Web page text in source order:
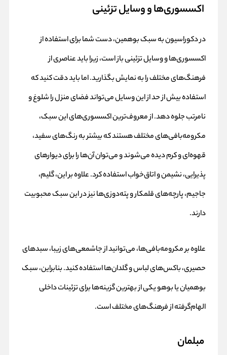
اکسسوری‌ها و وسایل تزئینی
در دکوراسیون به سبک بوهمین، دست شما برای استفاده از
اکسسوری‌ها و وسایل تزئینی باز است، زیرا باید عناصری از
فرهنگ‌های مختلف را به نمایش بگذارید. اما باید دقت کنید که
استفاده بیش از حد از این وسایل می‌تواند فضای منزل را شلوغ و
نامرتب جلوه دهد. از معروف‌ترین اکسسوری‌های این سبک،
مکرومه‌بافی‌های مختلف هستند که بیشتر به رنگ‌های سفید،
قهوه‌ای و کرم دیده می‌شوند و می‌توان آن‌ها را برای دیوارهای
پذیرایی، نشیمن و اتاق‌خواب استفاده کرد. علاوه بر این، گلیم،
جاجیم، پارچه‌های قلمکار و پته‌دوزی‌ها نیز در این سبک محبوبیت
دارند.
علاوه بر مکرومه‌بافی‌ها، می‌توانید از جاشمعی‌های زیبا، سبدهای
حصیری، باکس‌های لباس و گلدان‌ها استفاده کنید. بنابراین، سبک
بوهمیان یا بوهو یکی از بهترین گزینه‌ها برای تزئینات داخلی
الهام‌گرفته از فرهنگ‌های مختلف است.
مبلمان